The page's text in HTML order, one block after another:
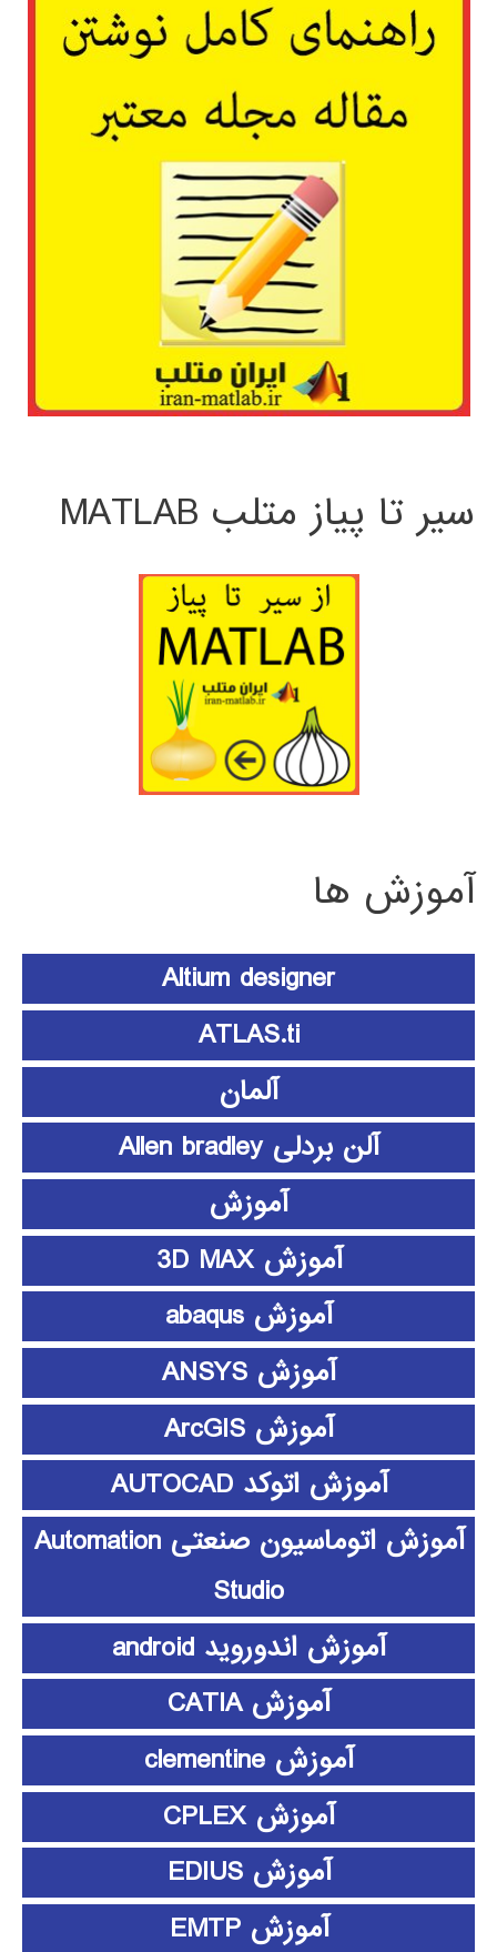
سیر تا پیاز متلب MATLAB
آموزش ها
Altium designer
ATLAS.ti
آلمان
آلن بردلی Allen bradley
آموزش
آموزش 3D MAX
آموزش abaqus
آموزش ANSYS
آموزش ArcGIS
آموزش اتوکد AUTOCAD
آموزش اتوماسیون صنعتی Automation
Studio
آموزش اندوروید android
آموزش CATIA
آموزش clementine
آموزش CPLEX
آموزش EDIUS
آموزش EMTP